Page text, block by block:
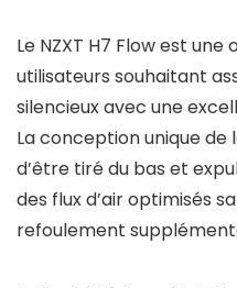
Le NZXT H7 Flow est
utilisateurs souhaitant
silencieux avec une
La conception unique
d’être tiré du bas et
des flux d’air optimisés
refoulement